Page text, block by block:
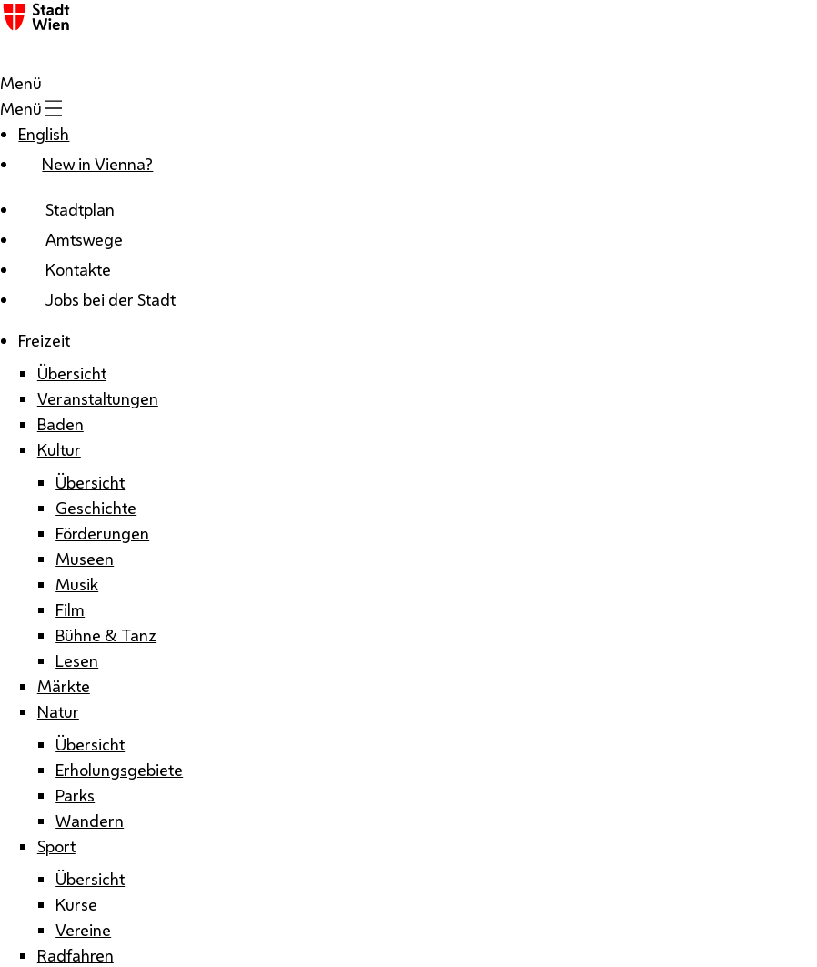
Zum Inhalt
Menü
Menü
English
New in Vienna?
Stadtplan
Amtswege
Kontakte
Jobs bei der Stadt
Freizeit
Übersicht
Veranstaltungen
Baden
Kultur
Übersicht
Geschichte
Förderungen
Museen
Musik
Film
Bühne & Tanz
Lesen
Märkte
Natur
Übersicht
Erholungsgebiete
Parks
Wandern
Sport
Übersicht
Kurse
Vereine
Radfahren